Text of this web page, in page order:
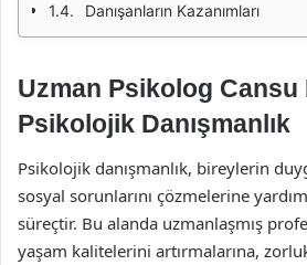
Danışanların Kazanımları
Uzman Psikolog Cansu
Psikolojik Danışmanlık
Psikolojik danışmanlık, bireylerin
sosyal sorunlarını çözmelerine
süreçtir. Bu alanda uzmanlaşmış
yaşam kalitelerini artırmalarına,